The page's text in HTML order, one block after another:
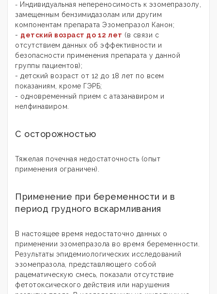
- Индивидуальная непереносимость к эзомепразолу,
замещенным бензимидазолам или другим
компонентам препарата Эзомепразол Канон;
- детский возраст до 12 лет (в связи с
отсутствием данных об эффективности и
безопасности применения препарата у данной
группы пациентов);
- детский возраст от 12 до 18 лет по всем
показаниям, кроме ГЭРБ;
- одновременный прием с атазанавиром и
нелфинавиром.
С осторожностью
Тяжелая почечная недостаточность (опыт
применения ограничен).
Применение при беременности и в
период грудного вскармливания
В настоящее время недостаточно данных о
применении эзомепразола во время беременности.
Результаты эпидемиологических исследований
эзомепразола, представляющего собой
рацематическую смесь, показали отсутствие
фетотоксического действия или нарушения